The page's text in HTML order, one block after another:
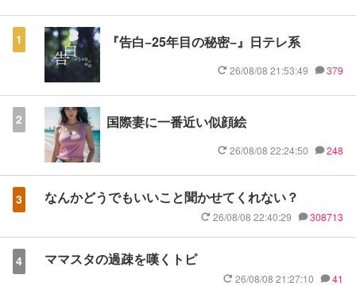
1 『告白−25年目の秘密−』日テレ系
26/08/08 21:53:49 379
2 国際妻に一番近い似顔絵
26/08/08 22:24:50 248
3 なんかどうでもいいこと聞かせてくれない？
26/08/08 22:40:29 308713
4 ママスタの過疎を嘆くトピ
26/08/08 21:27:10 41